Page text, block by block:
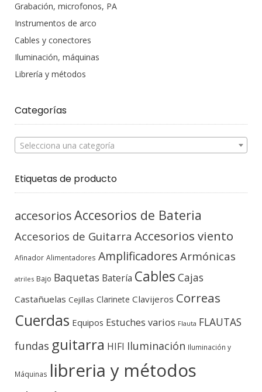
Grabación, microfonos, PA
Instrumentos de arco
Cables y conectores
Iluminación, máquinas
Librería y métodos
Categorías
Selecciona una categoría
Etiquetas de producto
accesoriosAccesorios de Bateria
Accesorios de Guitarra Accesorios viento
Afinador Alimentadores Amplificadores Armónicas
atriles Bajo Baquetas Batería Cables Cajas
Castañuelas Cejillas Clarinete Clavijeros Correas
Cuerdas Equipos Estuches varios Flauta FLAUTAS
fundas guitarra HIFI Iluminación Iluminación y
Máquinas libreria y métodos